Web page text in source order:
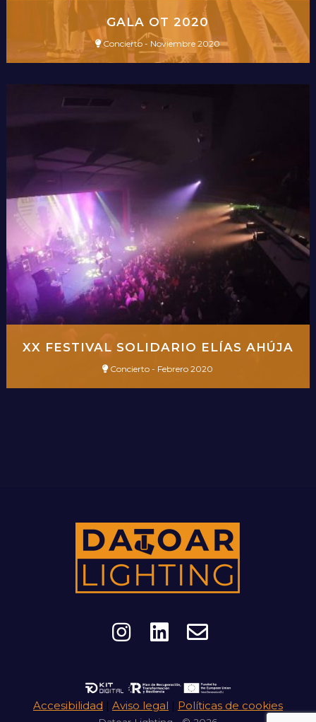
GALA OT 2020
Concierto - Noviembre 2020
XX FESTIVAL SOLIDARIO ELÍAS AHÚJA
Concierto - Febrero 2020
Accesibilidad | Aviso legal | Políticas de cookies